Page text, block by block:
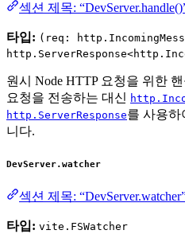
섹션 제목:
타입: (req:
원시 Node HTTP 요청을 위한
요청을 전송하는 대신
http.ServerResponse를 사용하
니다.
DevServer.watcher
섹션 제목:
타입: vite.FSWatcher